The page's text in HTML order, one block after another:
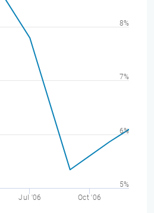
Jul '06 Oct '06
5%
6%
7%
8%